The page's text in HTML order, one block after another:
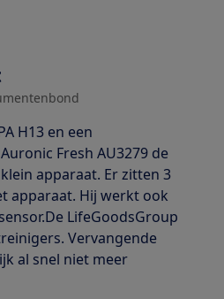
H13 en een
Fresh AU3279 de
apparaat. Er zitten 3
apparaat. Hij werkt ook
LifeGoodsGroup
Vervangende
al snel niet meer